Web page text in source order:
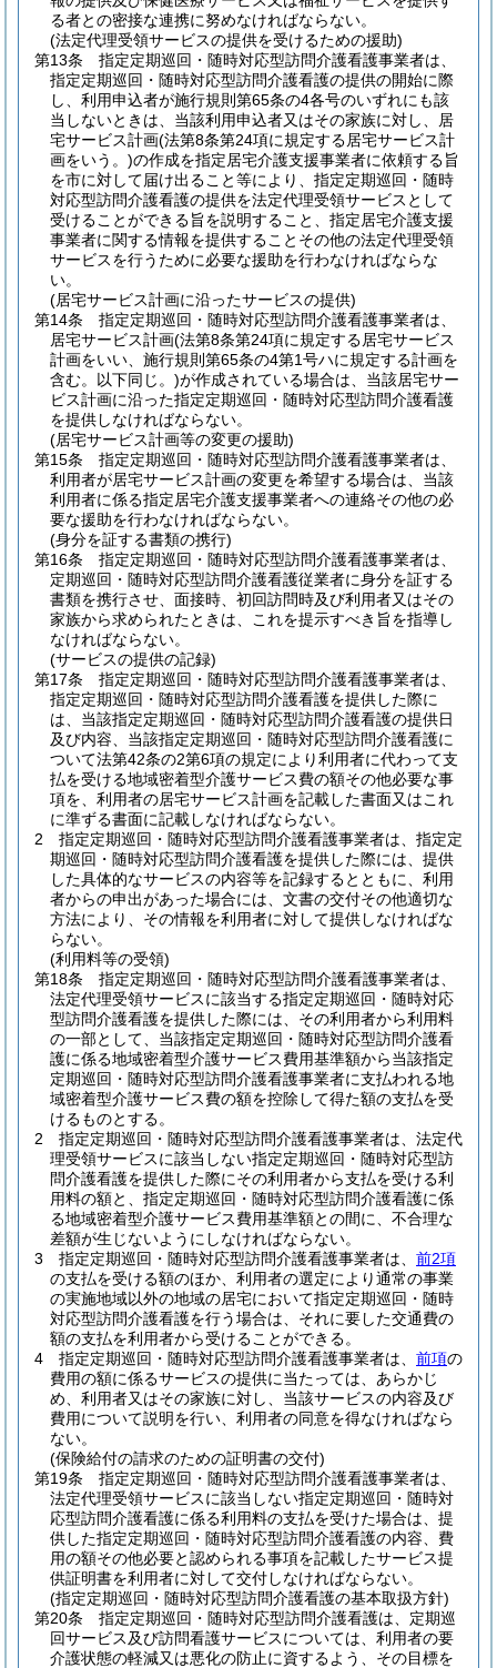
る者との密接な連携に努めなければならない。
(法定代理受領サービスの提供を受けるための援助)
第13条
指定定期巡回・随時対応型訪問介護看護事業者は、
指定定期巡回・随時対応型訪問介護看護の提供の開始に際
し、利用申込者が施行規則第65条の4各号のいずれにも該
当しないときは、当該利用申込者又はその家族に対し、居
宅サービス計画(法第8条第24項に規定する居宅サービス計
画をいう。)の作成を指定居宅介護支援事業者に依頼する旨
を市に対して届け出ること等により、指定定期巡回・随時
対応型訪問介護看護の提供を法定代理受領サービスとして
受けることができる旨を説明すること、指定居宅介護支援
事業者に関する情報を提供することその他の法定代理受領
サービスを行うために必要な援助を行わなければならな
い。
(居宅サービス計画に沿ったサービスの提供)
第14条
指定定期巡回・随時対応型訪問介護看護事業者は、
居宅サービス計画(法第8条第24項に規定する居宅サービス
計画をいい、施行規則第65条の4第1号ハに規定する計画を
含む。以下同じ。)が作成されている場合は、当該居宅サー
ビス計画に沿った指定定期巡回・随時対応型訪問介護看護
を提供しなければならない。
(居宅サービス計画等の変更の援助)
第15条
指定定期巡回・随時対応型訪問介護看護事業者は、
利用者が居宅サービス計画の変更を希望する場合は、当該
利用者に係る指定居宅介護支援事業者への連絡その他の必
要な援助を行わなければならない。
(身分を証する書類の携行)
第16条
指定定期巡回・随時対応型訪問介護看護事業者は、
定期巡回・随時対応型訪問介護看護従業者に身分を証する
書類を携行させ、面接時、初回訪問時及び利用者又はその
家族から求められたときは、これを提示すべき旨を指導し
なければならない。
(サービスの提供の記録)
第17条
指定定期巡回・随時対応型訪問介護看護事業者は、
指定定期巡回・随時対応型訪問介護看護を提供した際に
は、当該指定定期巡回・随時対応型訪問介護看護の提供日
及び内容、当該指定定期巡回・随時対応型訪問介護看護に
ついて法第42条の2第6項の規定により利用者に代わって支
払を受ける地域密着型介護サービス費の額その他必要な事
項を、利用者の居宅サービス計画を記載した書面又はこれ
に準ずる書面に記載しなければならない。
2
指定定期巡回・随時対応型訪問介護看護事業者は、指定定
期巡回・随時対応型訪問介護看護を提供した際には、提供
した具体的なサービスの内容等を記録するとともに、利用
者からの申出があった場合には、文書の交付その他適切な
方法により、その情報を利用者に対して提供しなければな
らない。
(利用料等の受領)
第18条
指定定期巡回・随時対応型訪問介護看護事業者は、
法定代理受領サービスに該当する指定定期巡回・随時対応
型訪問介護看護を提供した際には、その利用者から利用料
の一部として、当該指定定期巡回・随時対応型訪問介護看
護に係る地域密着型介護サービス費用基準額から当該指定
定期巡回・随時対応型訪問介護看護事業者に支払われる地
域密着型介護サービス費の額を控除して得た額の支払を受
けるものとする。
2
指定定期巡回・随時対応型訪問介護看護事業者は、法定代
理受領サービスに該当しない指定定期巡回・随時対応型訪
問介護看護を提供した際にその利用者から支払を受ける利
用料の額と、指定定期巡回・随時対応型訪問介護看護に係
る地域密着型介護サービス費用基準額との間に、不合理な
差額が生じないようにしなければならない。
3
指定定期巡回・随時対応型訪問介護看護事業者は、 前2項
の支払を受ける額のほか、利用者の選定により通常の事業
の実施地域以外の地域の居宅において指定定期巡回・随時
対応型訪問介護看護を行う場合は、それに要した交通費の
額の支払を利用者から受けることができる。
4
指定定期巡回・随時対応型訪問介護看護事業者は、 前項の
費用の額に係るサービスの提供に当たっては、あらかじ
め、利用者又はその家族に対し、当該サービスの内容及び
費用について説明を行い、利用者の同意を得なければなら
ない。
(保険給付の請求のための証明書の交付)
第19条
指定定期巡回・随時対応型訪問介護看護事業者は、
法定代理受領サービスに該当しない指定定期巡回・随時対
応型訪問介護看護に係る利用料の支払を受けた場合は、提
供した指定定期巡回・随時対応型訪問介護看護の内容、費
用の額その他必要と認められる事項を記載したサービス提
供証明書を利用者に対して交付しなければならない。
(指定定期巡回・随時対応型訪問介護看護の基本取扱方針)
第20条
指定定期巡回・随時対応型訪問介護看護は、定期巡
回サービス及び訪問看護サービスについては、利用者の要
介護状態の軽減又は悪化の防止に資するよう、その目標を